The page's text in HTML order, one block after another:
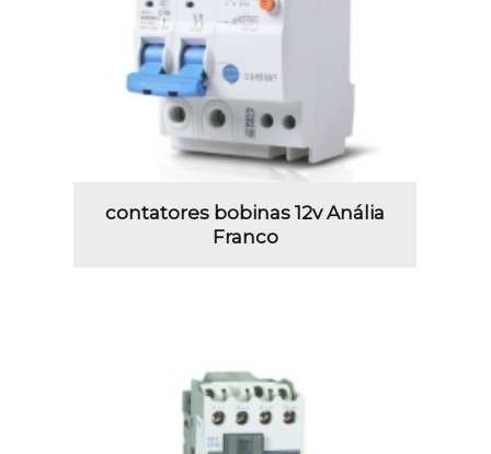
contatores bobinas 12v Anália
Franco